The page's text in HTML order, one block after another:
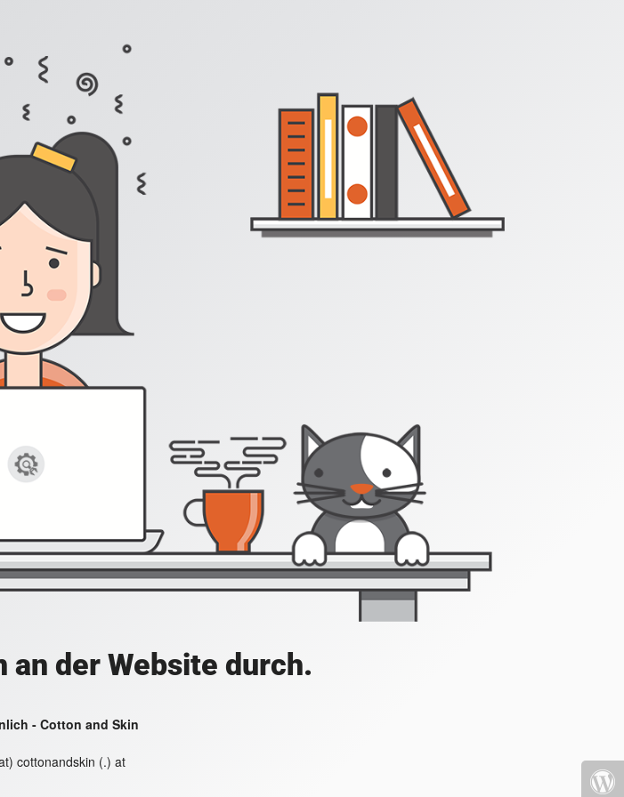
der Website durch.
- Cotton and Skin
cottonandskin (.) at